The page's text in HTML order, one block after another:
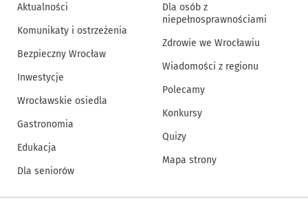
Aktualności
Komunikaty i ostrzeżenia
Bezpieczny Wrocław
Inwestycje
Wrocławskie osiedla
Gastronomia
Edukacja
Dla seniorów
Dla osób z
niepełnosprawnościami
Zdrowie we Wrocławiu
Wiadomości z regionu
Polecamy
Konkursy
Quizy
Mapa strony